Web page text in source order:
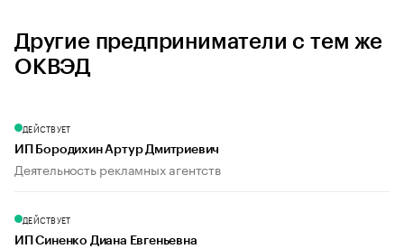
Другие предприниматели с тем же
ОКВЭД
ДЕЙСТВУЕТ
ИП Бородихин Артур Дмитриевич
Деятельность рекламных агентств
ДЕЙСТВУЕТ
ИП Синенко Диана Евгеньевна